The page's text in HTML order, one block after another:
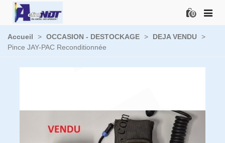
0
Accueil > OCCASION - DESTOCKAGE > DEJA VENDU >
Pince JAY-PAC Reconditionnée